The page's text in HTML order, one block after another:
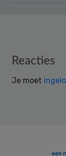
Reader
Reacties
Je moet